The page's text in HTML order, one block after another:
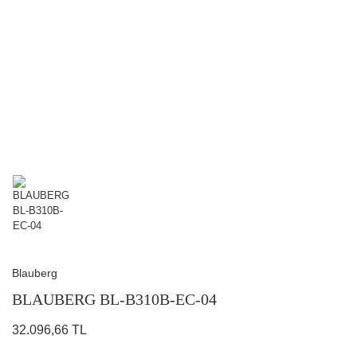
Blauberg
BLAUBERG BL-B310B-EC-04
32.096,66 TL